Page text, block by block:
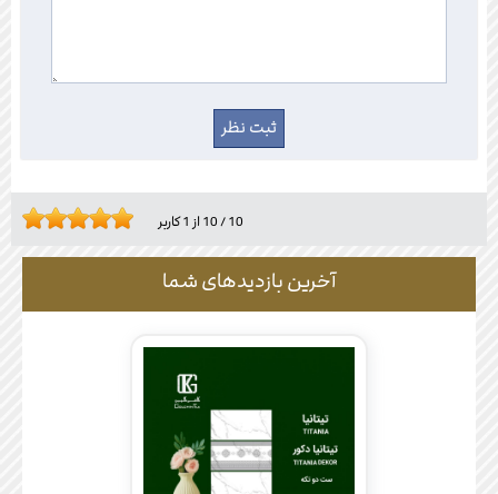
10/10 از 1کاربر
آخرین بازدیدهای شما